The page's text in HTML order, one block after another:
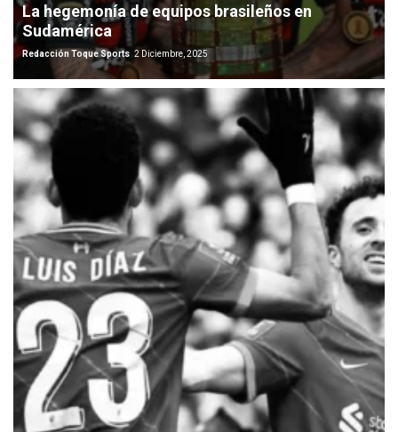
La hegemonía de equipos brasileños en
Sudamérica
Redacción Toque Sports 2 Diciembre, 2025